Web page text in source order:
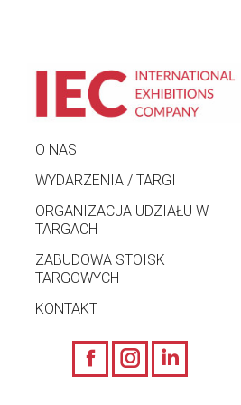
O NAS
WYDARZENIA / TARGI
ORGANIZACJA UDZIAŁU W
TARGACH
ZABUDOWA STOISK
TARGOWYCH
KONTAKT
FacebookInstagramLinkedin